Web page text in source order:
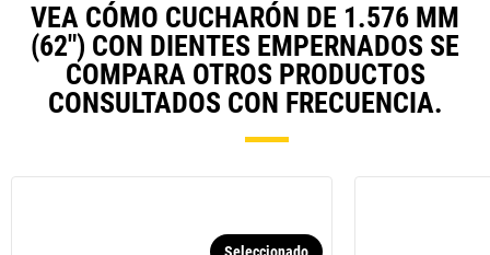
VEA CÓMO CUCHARÓN DE 1.576 MM
(62") CON DIENTES EMPERNADOS SE
COMPARA OTROS PRODUCTOS
CONSULTADOS CON FRECUENCIA.